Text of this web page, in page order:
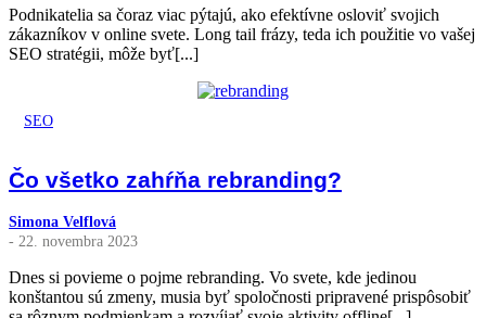
Podnikatelia sa čoraz viac pýtajú, ako efektívne osloviť svojich
zákazníkov v online svete. Long tail frázy, teda ich použitie vo vašej
SEO stratégii, môže byť[...]
SEO
Čo všetko zahŕňa rebranding?
Simona Velflová
- 22. novembra 2023
Dnes si povieme o pojme rebranding. Vo svete, kde jedinou
konštantou sú zmeny, musia byť spoločnosti pripravené prispôsobiť